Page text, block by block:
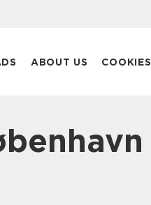
ABOUT US COOKIES